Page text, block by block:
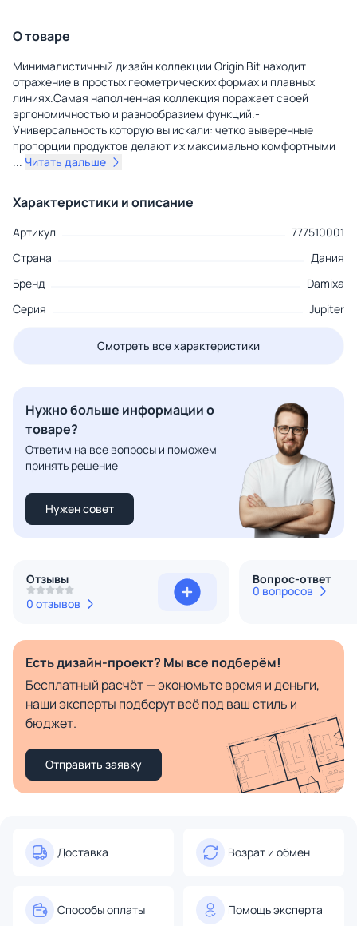
О товаре
Минималистичный дизайн коллекции Origin Bit находит
отражение в простых геометрических формах и плавных
линиях.Самая наполненная коллекция поражает своей
эргономичностью и разнообразием функций.-
Универсальность которую вы искали: четко выверенные
пропорции продуктов делают их максимально комфортными
... Читать дальше
Характеристики и описание
Артикул
777510001
Страна
Дания
Бренд
Damixa
Серия
Jupiter
Смотреть все характеристики
Нужно больше информации о
товаре?
Ответим на все вопросы и поможем
принять решение
Нужен совет
Отзывы
0 отзывов
Вопрос-ответ
0 вопросов
Есть дизайн-проект? Мы все подберём!
Бесплатный расчёт — экономьте время и деньги,
наши эксперты подберут всё под ваш стиль и
бюджет.
Отправить заявку
Доставка Возрат и обмен
Способы оплаты Помощь эксперта